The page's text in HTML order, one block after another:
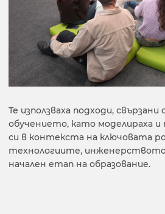
Те използваха подходи, свързани
обучението, като моделираха
си в контекста на ключовата
технологиите,
начален етап на образование.